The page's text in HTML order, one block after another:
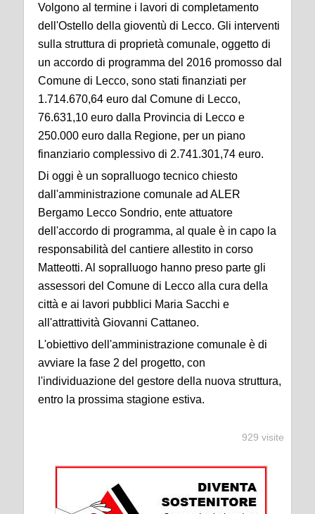
Volgono al termine i lavori di completamento
dell'Ostello della gioventù di Lecco. Gli interventi
sulla struttura di proprietà comunale, oggetto di
un accordo di programma del 2016 promosso dal
Comune di Lecco, sono stati finanziati per
1.714.670,64 euro dal Comune di Lecco,
76.631,10 euro dalla Provincia di Lecco e
250.000 euro dalla Regione, per un piano
finanziario complessivo di 2.741.301,74 euro.
Di oggi è un sopralluogo tecnico chiesto
dall'amministrazione comunale ad ALER
Bergamo Lecco Sondrio, ente attuatore
dell'accordo di programma, al quale è in capo la
responsabilità del cantiere allestito in corso
Matteotti. Al sopralluogo hanno preso parte gli
assessori del Comune di Lecco alla cura della
città e ai lavori pubblici Maria Sacchi e
all'attrattività Giovanni Cattaneo.
L'obiettivo dell'amministrazione comunale è di
avviare la fase 2 del progetto, con
l'individuazione del gestore della nuova struttura,
entro la prossima stagione estiva.
929 visite